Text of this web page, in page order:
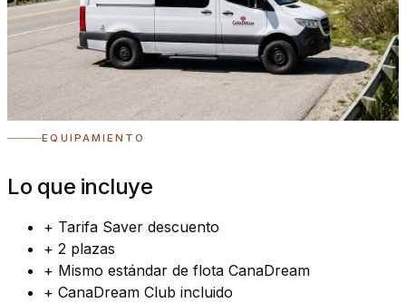
EQUIPAMIENTO
Lo que incluye
+ Tarifa Saver descuento
+ 2 plazas
+ Mismo estándar de flota CanaDream
+ CanaDream Club incluido